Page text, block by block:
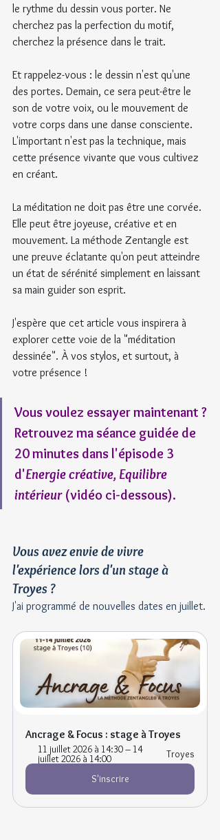
le rythme du dessin vous porter. Ne
cherchez pas la perfection du motif,
cherchez la présence dans le trait.
Et rappelez-vous : le dessin n'est qu'une
des portes. Demain, ce sera peut-être le
son de votre voix, ou le mouvement de
votre corps dans une danse consciente.
L'important n'est pas la technique, mais
cette présence vivante que vous cultivez
en créant.
La méditation ne doit pas être une corvée.
Elle peut être joyeuse, créative et en
mouvement. La méthode Zentangle est
une preuve éclatante qu'on peut atteindre
un état de sérénité simplement en laissant
sa main guider son esprit.
J'espère que cet article vous inspirera à
explorer cette voie de la "méditation
dessinée". À vos stylos, et surtout, à
votre présence !
Vous voulez essayer maintenant ?
Retrouvez ma séance guidée de
20 minutes dans l'épisode 3
d'Energie créative, Equilibre
intérieur (vidéo ci-dessous).
Vous avez envie de vivre
l'expérience lors d'un stage à
Troyes ?
J'ai programmé de nouvelles dates en juillet.
Ancrage & Focus : stage à Troyes
11 juillet 2026 à 14:30 – 14
juillet 2026 à 14:00
Troyes
S'inscrire